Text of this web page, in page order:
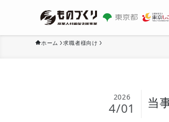
ホーム 求職者様向け
当
2026
4/01